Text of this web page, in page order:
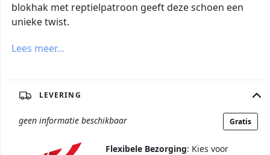
blokhak met reptielpatroon geeft deze schoen een
unieke twist.
Lees meer…
LEVERING
geen informatie beschikbaar Gratis
Flexibele Bezorging: Kies voor